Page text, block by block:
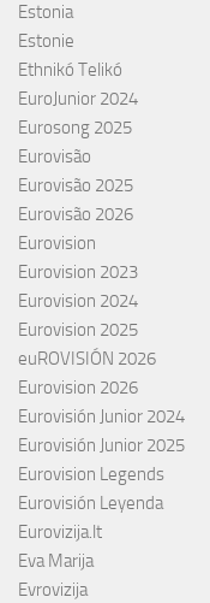
Estonia
Estonie
Ethnikó Telikó
EuroJunior 2024
Eurosong 2025
Eurovisão
Eurovisão 2025
Eurovisão 2026
Eurovision
Eurovision 2023
Eurovision 2024
Eurovision 2025
euROVISIÓN 2026
Eurovision 2026
Eurovisión Junior 2024
Eurovisión Junior 2025
Eurovision Legends
Eurovisión Leyenda
Eurovizija.lt
Eva Marija
Evrovizija